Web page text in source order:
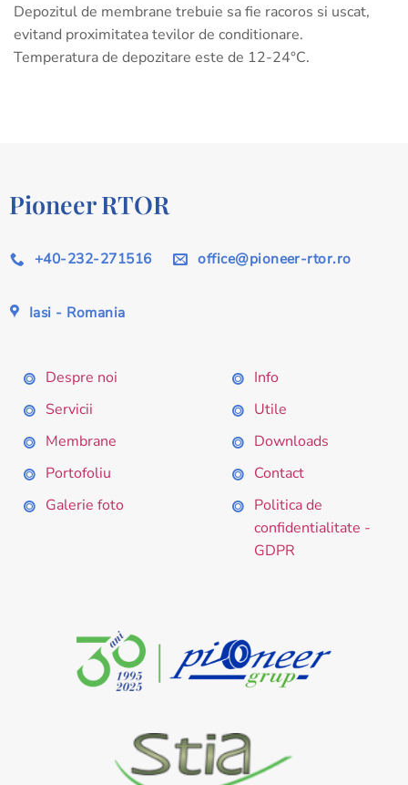
Depozitul de membrane trebuie sa fie racoros si uscat,
evitand proximitatea tevilor de conditionare.
Temperatura de depozitare este de 12-24°C.
Pioneer RTOR
+40-232-271516 office@pioneer-rtor.ro
Iasi - Romania
Despre noi
Servicii
Membrane
Portofoliu
Galerie foto
Info
Utile
Downloads
Contact
Politica de
confidentialitate -
GDPR